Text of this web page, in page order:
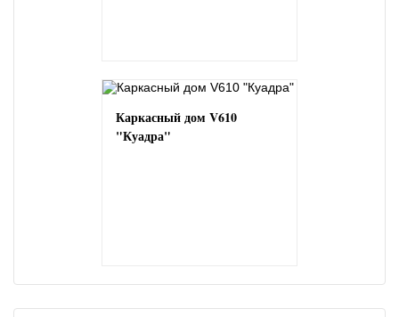
Каркасный дом V610
"Куадра"